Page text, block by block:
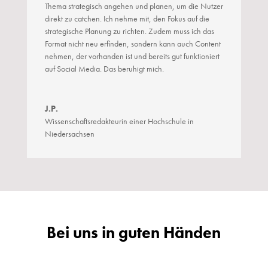
Thema strategisch angehen und planen, um die Nutzer
direkt zu catchen. Ich nehme mit, den Fokus auf die
strategische Planung zu richten. Zudem muss ich das
Format nicht neu erfinden, sondern kann auch Content
nehmen, der vorhanden ist und bereits gut funktioniert
auf Social Media. Das beruhigt mich.
J.P.
Wissenschaftsredakteurin einer Hochschule in
Niedersachsen
Bei uns in guten Händen